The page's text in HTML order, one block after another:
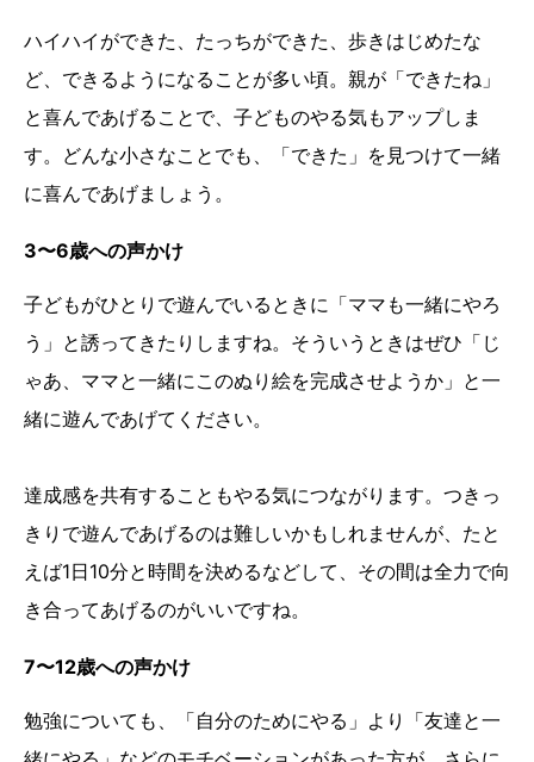
ハイハイができた、たっちができた、歩きはじめたな
ど、できるようになることが多い頃。親が「できたね」
と喜んであげることで、子どものやる気もアップしま
す。どんな小さなことでも、「できた」を見つけて一緒
に喜んであげましょう。
3〜6歳への声かけ
子どもがひとりで遊んでいるときに「ママも一緒にやろ
う」と誘ってきたりしますね。そういうときはぜひ「じ
ゃあ、ママと一緒にこのぬり絵を完成させようか」と一
緒に遊んであげてください。
達成感を共有することもやる気につながります。つきっ
きりで遊んであげるのは難しいかもしれませんが、たと
えば1日10分と時間を決めるなどして、その間は全力で向
き合ってあげるのがいいですね。
7〜12歳への声かけ
勉強についても、「自分のためにやる」より「友達と一